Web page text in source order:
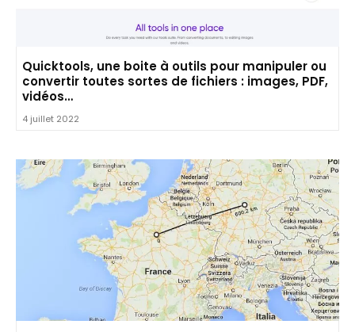
Quicktools, une boite à outils pour manipuler ou
convertir toutes sortes de fichiers : images, PDF,
vidéos…
4 juillet 2022